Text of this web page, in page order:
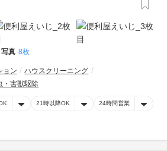
写真 8枚
ョン
ハウスクリーニング
・害獣駆除
21時以降OK 24時間営業